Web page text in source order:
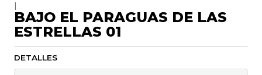
BAJO EL PARAGUAS DE LAS
ESTRELLAS 01
DETALLES